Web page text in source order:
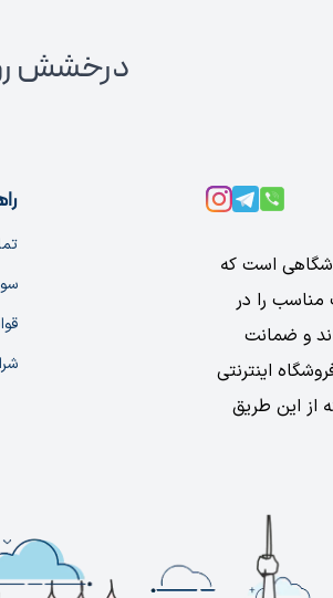
درخشش
است که
مناسب را در
و ضمانت
اینترنتی
از این طریق